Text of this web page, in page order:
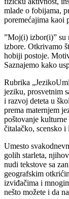
mlade o fobijama,
poremećajima kaoi
”Moj(i) izbor(i)” su
izbore. Otkrivamo
hobiji postoje.
Saznajemo kako
Rubrika
jeziku, prosvetnim
i razvoj deteta u
prema maternjem
poštovanje kulturne
čitalačko, scensko i
Umesto
golih starleta,
nudi tekstove sa
geografskim
izviđačima i
nešto možete i da